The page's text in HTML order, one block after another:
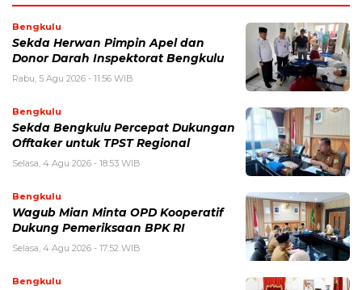
Bengkulu
Sekda Herwan Pimpin Apel dan
Donor Darah Inspektorat Bengkulu
Rabu, 5 Agu 2026 - 11:56 WIB
Bengkulu
Sekda Bengkulu Percepat Dukungan
Offtaker untuk TPST Regional
Selasa, 4 Agu 2026 - 18:53 WIB
Bengkulu
Wagub Mian Minta OPD Kooperatif
Dukung Pemeriksaan BPK RI
Selasa, 4 Agu 2026 - 17:52 WIB
Bengkulu